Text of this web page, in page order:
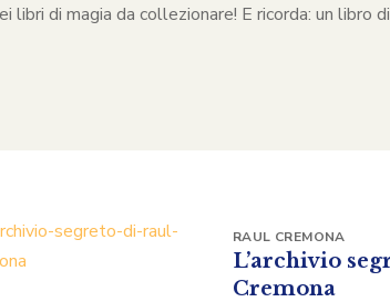
di magia da collezionare! E ricorda: un libro
L’archivio
Cremona
RAUL CREMONA